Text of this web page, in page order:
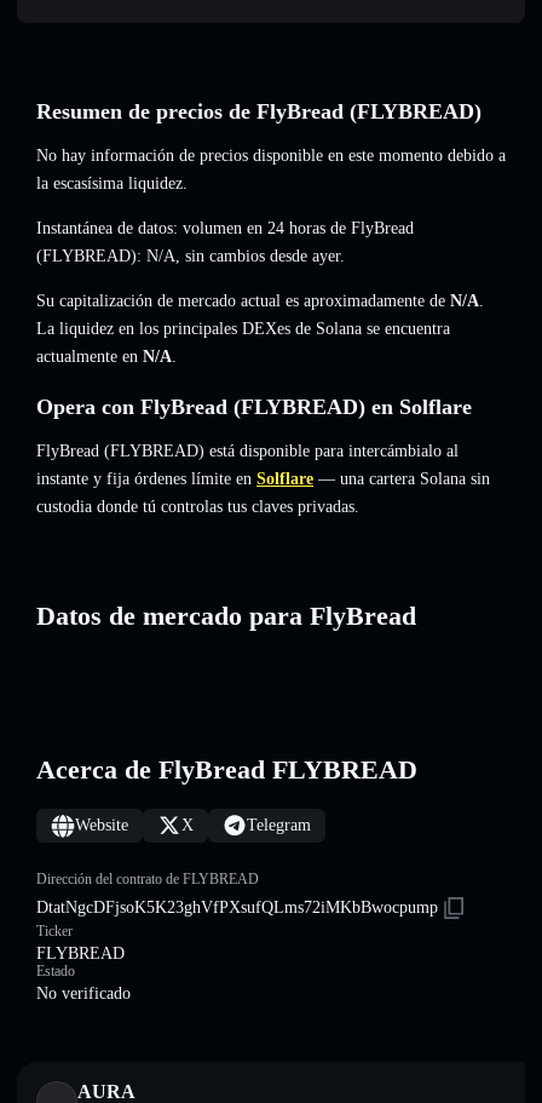
Resumen de precios de FlyBread (FLYBREAD)
No hay información de precios disponible en este momento debido a
la escasísima liquidez.
Instantánea de datos: volumen en 24 horas de FlyBread
(FLYBREAD): N/A, sin cambios desde ayer.
Su capitalización de mercado actual es aproximadamente de N/A.
La liquidez en los principales DEXes de Solana se encuentra
actualmente en N/A.
Opera con FlyBread (FLYBREAD) en Solflare
FlyBread (FLYBREAD) está disponible para intercámbialo al
instante y fija órdenes límite en Solflare — una cartera Solana sin
custodia donde tú controlas tus claves privadas.
Datos de mercado para FlyBread
Acerca de FlyBread FLYBREAD
Website X Telegram
Dirección del contrato de FLYBREAD
DtatNgcDFjsoK5K23ghVfPXsufQLms72iMKbBwocpump
Ticker
FLYBREAD
Estado
No verificado
AURA